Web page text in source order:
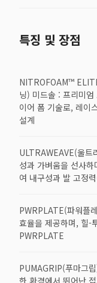
특징 및 장점
NITROFOAM™
닝) 미드솔 : 프리미
이어 폼 기술로, 레이
설계
ULTRAWEAVE(울트
성과 가벼움을 선사
여 내구성과 발 고정
PWRPLATE(파워플
효율을 제공하며, 힐-
PWRPLATE
PUMAGRIP(푸마그
한 환경에서 뛰어난